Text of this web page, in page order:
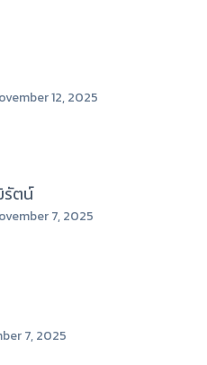
12, 2025
ตน์
7, 2025
7, 2025